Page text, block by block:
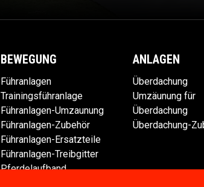
BEWEGUNG
Führanlagen
Trainingsführanlage
Führanlagen-Umzaunung
Führanlagen-Zubehör
Führanlagen-Ersatzteile
Führanlagen-Treibgitter
Pferdelaufband
ANLAGEN
Überdachung
Umzäunung für
Überdachung
Überdachung-